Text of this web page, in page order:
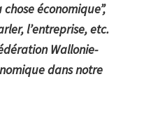
économique”,
l’entreprise, etc.
Wallonie-
dans notre